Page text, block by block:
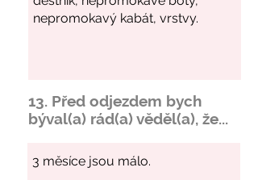
13. Před odjezdem bych
býval(a) rád(a) věděl(a), že...